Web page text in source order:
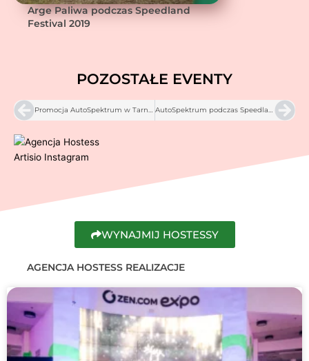
Arge Paliwa podczas Speedland
Festival 2019
POZOSTAŁE EVENTY
Prev Promocja AutoSpektrum w Tarnowie AutoSpektrum podczas Speedland Festival w Krośnie – 2019
WYNAJMIJ HOSTESSY
AGENCJA HOSTESS REALIZACJE